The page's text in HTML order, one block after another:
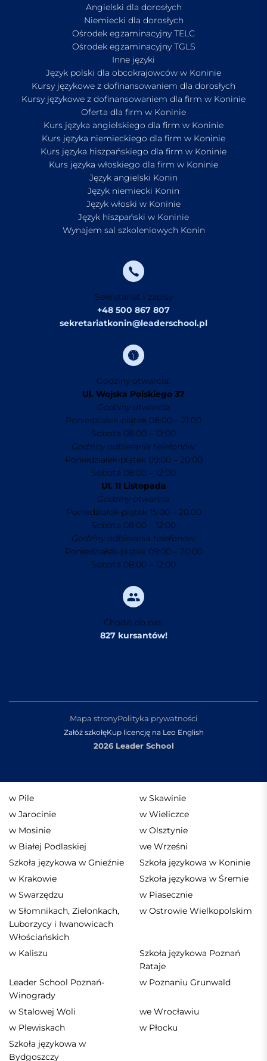
Angielski dla dorosłych
Niemiecki dla dorosłych
Ośrodek egzaminacyjny TELC
Ośrodek egzaminacyjny TGLS
Inne języki
Język polski dla obcokrajowców w Koninie
Kursy językowe z dofinansowaniem dla dorosłych
Kursy językowe z dofinansowaniem dla firm w Koninie
Oferta dla firm w Koninie
Kurs języka angielskiego dla firm w Koninie
Kurs języka niemieckiego dla firm w Koninie
Kurs języka hiszpańskiego dla firm w Koninie
Kurs języka włoskiego dla firm w Koninie
Język angielski Konin
Język niemiecki Konin
Język włoski w Koninie
Język hiszpański w Koninie
Wynajem sal szkoleniowych Konin
Sekretariat i zapisy
+48 500 867 807
sekretariatkonin@leaderschool.pl
Godziny otwarcia:
Ul. Wojska Polskiego 37
Godziny otwarcia:
Poniedziałek-piątek 08:00 – 21:00
Sobota 08:00 – 12:00
Godziny odbierania telefonów:
Poniedziałek-piątek 09:00 – 20:00
Sobota 08:00 – 12:00
Ul. 11 Listopada
Godziny otwarcia:
Poniedziałek-piątek 15:00 – 20:00
Sobota 08:00 – 12:00
Godziny odbierania telefonów:
Poniedziałek-piątek 09:00 – 20:00
Sobota 08:00 – 12:00
Chodzi do nas:
827 kursantów!
2026 Leader School
Załóż szkołęKup licencję na Leo English
Mapa stronyPolityka prywatności
w Pile
w Skawinie
w Jarocinie
w Wieliczce
w Mosinie
w Olsztynie
w Białej Podlaskiej
we Wrześni
Szkoła językowa w Gnieźnie
Szkoła językowa w Koninie
w Krakowie
Szkoła językowa w Śremie
w Swarzędzu
w Piasecznie
w Słomnikach, Zielonkach,
Luborzycy i Iwanowicach
Włościańskich
w Ostrowie Wielkopolskim
w Kaliszu
Szkoła językowa Poznań
Rataje
Leader School Poznań-
Winogrady
w Poznaniu Grunwald
w Stalowej Woli
we Wrocławiu
w Plewiskach
w Płocku
Szkoła językowa w
Bydgoszczy